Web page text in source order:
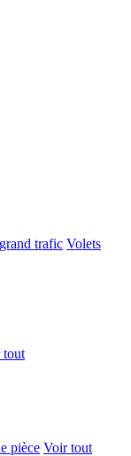
trafic Volets
tout
pièce Voir tout